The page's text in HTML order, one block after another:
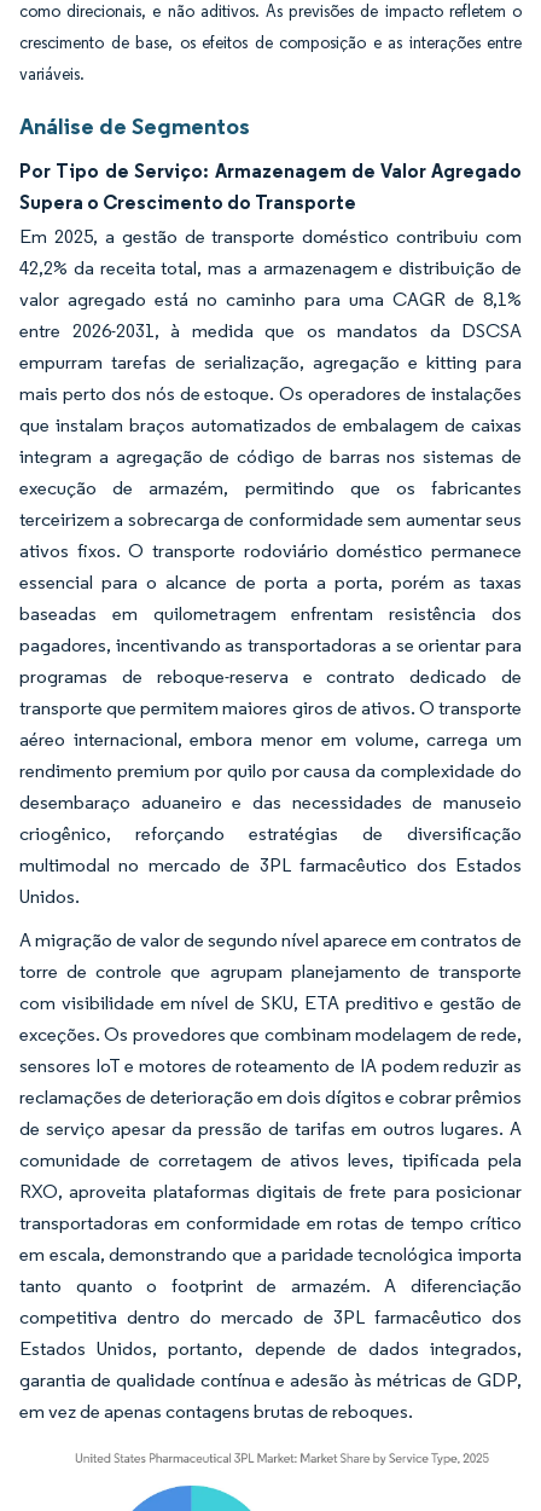
como direcionais, e não aditivos. As previsões de impacto refletem o
crescimento de base, os efeitos de composição e as interações entre
variáveis.
Análise de Segmentos
Por Tipo de Serviço: Armazenagem de Valor Agregado
Supera o Crescimento do Transporte
Em 2025, a gestão de transporte doméstico contribuiu com
42,2% da receita total, mas a armazenagem e distribuição de
valor agregado está no caminho para uma CAGR de 8,1%
entre 2026-2031, à medida que os mandatos da DSCSA
empurram tarefas de serialização, agregação e kitting para
mais perto dos nós de estoque. Os operadores de instalações
que instalam braços automatizados de embalagem de caixas
integram a agregação de código de barras nos sistemas de
execução de armazém, permitindo que os fabricantes
terceirizem a sobrecarga de conformidade sem aumentar seus
ativos fixos. O transporte rodoviário doméstico permanece
essencial para o alcance de porta a porta, porém as taxas
baseadas em quilometragem enfrentam resistência dos
pagadores, incentivando as transportadoras a se orientar para
programas de reboque-reserva e contrato dedicado de
transporte que permitem maiores giros de ativos. O transporte
aéreo internacional, embora menor em volume, carrega um
rendimento premium por quilo por causa da complexidade do
desembaraço aduaneiro e das necessidades de manuseio
criogênico, reforçando estratégias de diversificação
multimodal no mercado de 3PL farmacêutico dos Estados
Unidos.
A migração de valor de segundo nível aparece em contratos de
torre de controle que agrupam planejamento de transporte
com visibilidade em nível de SKU, ETA preditivo e gestão de
exceções. Os provedores que combinam modelagem de rede,
sensores IoT e motores de roteamento de IA podem reduzir as
reclamações de deterioração em dois dígitos e cobrar prêmios
de serviço apesar da pressão de tarifas em outros lugares. A
comunidade de corretagem de ativos leves, tipificada pela
RXO, aproveita plataformas digitais de frete para posicionar
transportadoras em conformidade em rotas de tempo crítico
em escala, demonstrando que a paridade tecnológica importa
tanto quanto o footprint de armazém. A diferenciação
competitiva dentro do mercado de 3PL farmacêutico dos
Estados Unidos, portanto, depende de dados integrados,
garantia de qualidade contínua e adesão às métricas de GDP,
em vez de apenas contagens brutas de reboques.